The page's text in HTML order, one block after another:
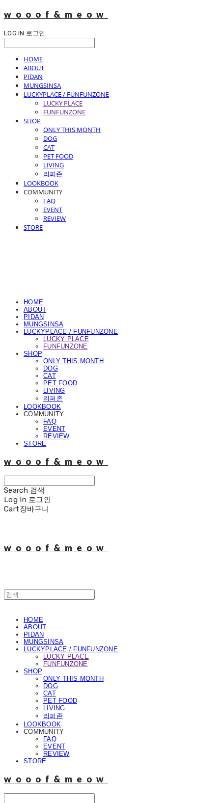
wooof&meow
LOG IN 로그인
HOME
ABOUT
PIDAN
MUNGSINSA
LUCKYPLACE / FUNFUNZONE
LUCKY PLACE
FUNFUNZONE
SHOP
ONLY THIS MONTH
DOG
CAT
PET FOOD
LIVING
리퍼존
LOOKBOOK
COMMUNITY
FAQ
EVENT
REVIEW
STORE
HOME
ABOUT
PIDAN
MUNGSINSA
LUCKYPLACE / FUNFUNZONE
LUCKY PLACE
FUNFUNZONE
SHOP
ONLY THIS MONTH
DOG
CAT
PET FOOD
LIVING
리퍼존
LOOKBOOK
COMMUNITY
FAQ
EVENT
REVIEW
STORE
wooof&meow
Search 검색
Log In 로그인
Cart장바구니
wooof&meow
HOME
ABOUT
PIDAN
MUNGSINSA
LUCKYPLACE / FUNFUNZONE
LUCKY PLACE
FUNFUNZONE
SHOP
ONLY THIS MONTH
DOG
CAT
PET FOOD
LIVING
리퍼존
LOOKBOOK
COMMUNITY
FAQ
EVENT
REVIEW
STORE
wooof&meow